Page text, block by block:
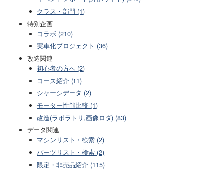
クラス・部門 (1)
特別企画
コラボ (210)
実車化プロジェクト (36)
改造関連
初心者の方へ (2)
コース紹介 (11)
シャーシデータ (2)
モーター性能比較 (1)
改造(ラボラトリ,画像ロダ) (83)
データ関連
マシンリスト・検索 (2)
パーツリスト・検索 (2)
限定・非売品紹介 (115)